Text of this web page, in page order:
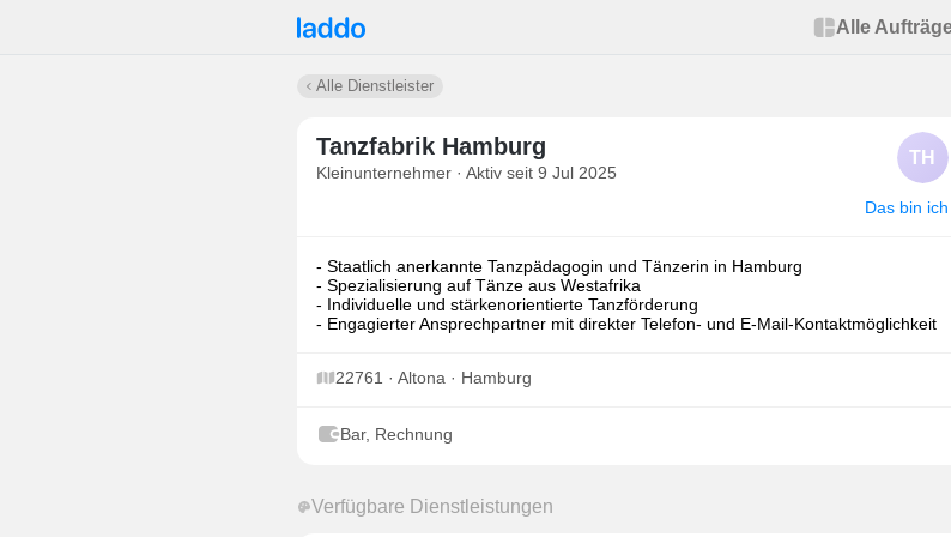
Alle
Alle Dienstleister
Tanzfabrik Hamburg
Kleinunternehmer · Aktiv seit 9 Jul 2025
TH
Das bin ich
- Staatlich anerkannte Tanzpädagogin und Tänzerin in Hamburg
- Spezialisierung auf Tänze aus Westafrika
- Individuelle und stärkenorientierte Tanzförderung
- Engagierter Ansprechpartner mit direkter Telefon- und E-Mail-Kontaktmöglichkeit
22761 · Altona · Hamburg
Bar, Rechnung
Verfügbare Dienstleistungen